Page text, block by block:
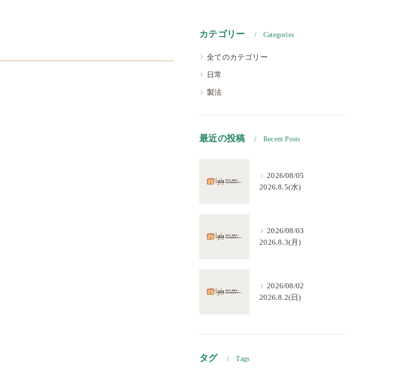
カテゴリー Categories
全てのカテゴリー
日常
製法
最近の投稿 Recent Posts
2026/08/05
2026.8.5(水)
2026/08/03
2026.8.3(月)
2026/08/02
2026.8.2(日)
タグ Tags